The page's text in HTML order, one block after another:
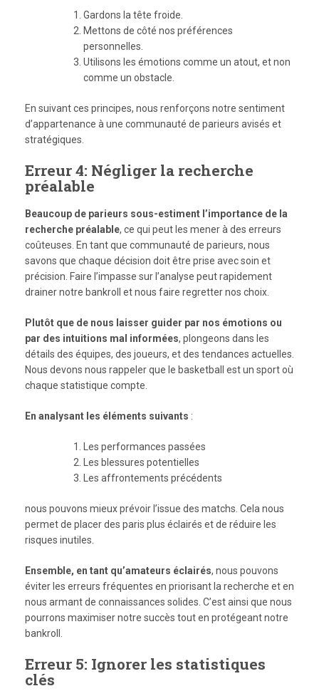
Gardons la tête froide.
Mettons de côté nos préférences
personnelles.
Utilisons les émotions comme un atout, et non
comme un obstacle.
En suivant ces principes, nous renforçons notre sentiment
d’appartenance à une communauté de parieurs avisés et
stratégiques.
Erreur 4: Négliger la recherche
préalable
Beaucoup de parieurs sous-estiment l’importance de la
recherche préalable, ce qui peut les mener à des erreurs
coûteuses. En tant que communauté de parieurs, nous
savons que chaque décision doit être prise avec soin et
précision. Faire l’impasse sur l’analyse peut rapidement
drainer notre bankroll et nous faire regretter nos choix.
Plutôt que de nous laisser guider par nos émotions ou
par des intuitions mal informées, plongeons dans les
détails des équipes, des joueurs, et des tendances actuelles.
Nous devons nous rappeler que le basketball est un sport où
chaque statistique compte.
En analysant les éléments suivants :
Les performances passées
Les blessures potentielles
Les affrontements précédents
nous pouvons mieux prévoir l’issue des matchs. Cela nous
permet de placer des paris plus éclairés et de réduire les
risques inutiles.
Ensemble, en tant qu’amateurs éclairés, nous pouvons
éviter les erreurs fréquentes en priorisant la recherche et en
nous armant de connaissances solides. C’est ainsi que nous
pourrons maximiser notre succès tout en protégeant notre
bankroll.
Erreur 5: Ignorer les statistiques
clés